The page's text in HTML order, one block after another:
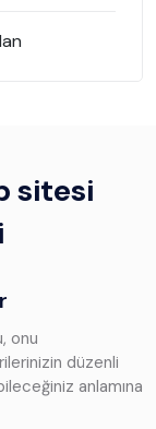
sitesi
onu
düzenli
anlamına